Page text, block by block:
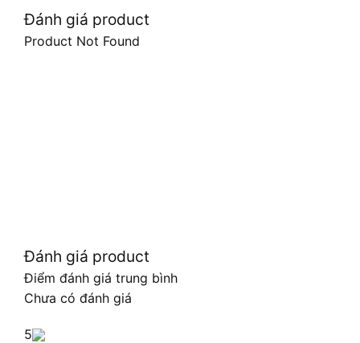
Đánh giá product
Product Not Found
Đánh giá product
Điểm đánh giá trung bình
Chưa có đánh giá
5